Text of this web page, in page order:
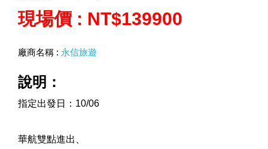
現場價 : NT$139900
廠商名稱 : 永信旅遊
說明：
指定出發日：10/06
華航雙點進出、